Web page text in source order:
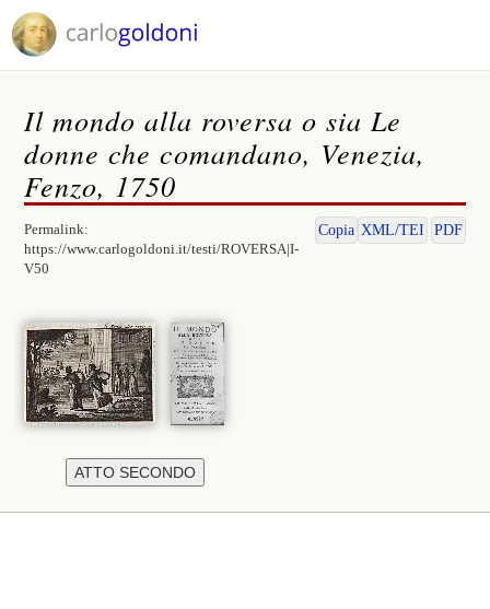
Il mondo alla roversa o sia Le
donne che comandano, Venezia,
Fenzo, 1750
Permalink:
https://www.carlogoldoni.it/testi/ROVERSA|I-
V50
Copia XML/TEI PDF